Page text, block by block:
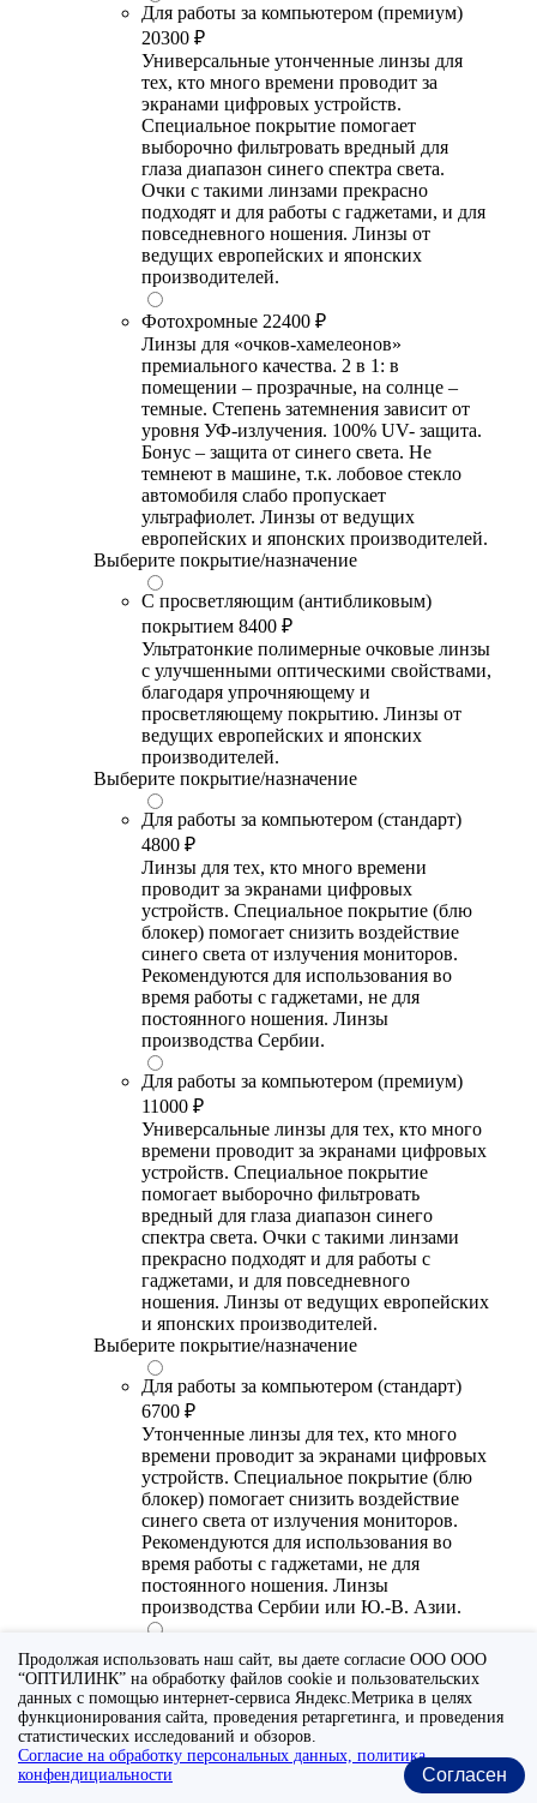
Для работы за компьютером (премиум)
20300 ₽
Универсальные утонченные линзы для
тех, кто много времени проводит за
экранами цифровых устройств.
Специальное покрытие помогает
выборочно фильтровать вредный для
глаза диапазон синего спектра света.
Очки с такими линзами прекрасно
подходят и для работы с гаджетами, и для
повседневного ношения. Линзы от
ведущих европейских и японских
производителей.
Фотохромные 22400 ₽
Линзы для «очков-хамелеонов»
премиального качества. 2 в 1: в
помещении – прозрачные, на солнце –
темные. Степень затемнения зависит от
уровня УФ-излучения. 100% UV- защита.
Бонус – защита от синего света. Не
темнеют в машине, т.к. лобовое стекло
автомобиля слабо пропускает
ультрафиолет. Линзы от ведущих
европейских и японских производителей.
Выберите покрытие/назначение
С просветляющим (антибликовым)
покрытием 8400 ₽
Ультратонкие полимерные очковые линзы
с улучшенными оптическими свойствами,
благодаря упрочняющему и
просветляющему покрытию. Линзы от
ведущих европейских и японских
производителей.
Выберите покрытие/назначение
Для работы за компьютером (стандарт)
4800 ₽
Линзы для тех, кто много времени
проводит за экранами цифровых
устройств. Специальное покрытие (блю
блокер) помогает снизить воздействие
синего света от излучения мониторов.
Рекомендуются для использования во
время работы с гаджетами, не для
постоянного ношения. Линзы
производства Сербии.
Для работы за компьютером (премиум)
11000 ₽
Универсальные линзы для тех, кто много
времени проводит за экранами цифровых
устройств. Специальное покрытие
помогает выборочно фильтровать
вредный для глаза диапазон синего
спектра света. Очки с такими линзами
прекрасно подходят и для работы с
гаджетами, и для повседневного
ношения. Линзы от ведущих европейских
и японских производителей.
Выберите покрытие/назначение
Для работы за компьютером (стандарт)
6700 ₽
Утонченные линзы для тех, кто много
времени проводит за экранами цифровых
устройств. Специальное покрытие (блю
блокер) помогает снизить воздействие
синего света от излучения мониторов.
Рекомендуются для использования во
время работы с гаджетами, не для
постоянного ношения. Линзы
производства Сербии или Ю.-В. Азии.
20300 ₽
Универсальные утонченные линзы для
тех, кто много времени проводит за
экранами цифровых устройств.
Специальное покрытие помогает
выборочно фильтровать вредный для
Продолжая использовать наш сайт, вы даете согласие ООО ООО
“ОПТИЛИНК” на обработку файлов cookie и пользовательских
данных с помощью интернет-сервиса Яндекс.Метрика в целях
функционирования сайта, проведения ретаргетинга, и проведения
статистических исследований и обзоров.
Согласие на обработку персональных данных, политика
конфендициальности
Согласен